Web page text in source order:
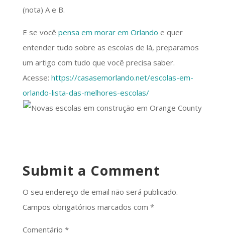
(nota) A e B.
E se você pensa em morar em Orlando e quer
entender tudo sobre as escolas de lá, preparamos
um artigo com tudo que você precisa saber.
Acesse: https://casasemorlando.net/escolas-em-
orlando-lista-das-melhores-escolas/
Submit a Comment
O seu endereço de email não será publicado.
Campos obrigatórios marcados com *
Comentário *